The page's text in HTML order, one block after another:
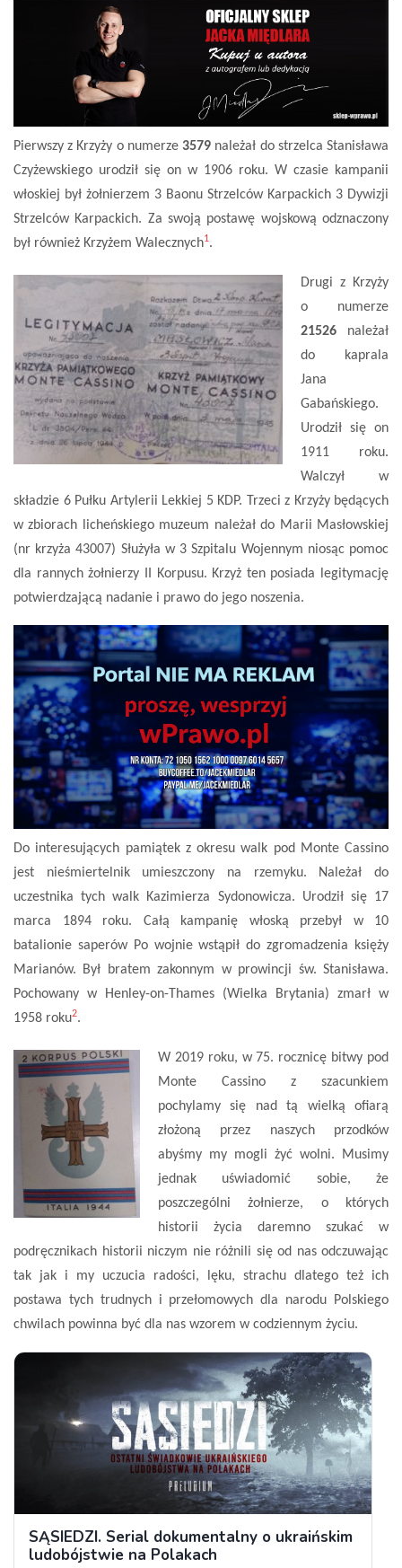
Pierwszy z Krzyży o numerze3579 należał do strzelca Stanisława
Czyżewskiego urodził się on w 1906 roku. W czasie kampanii
włoskiej był żołnierzem 3 Baonu Strzelców Karpackich 3 Dywizji
Strzelców Karpackich. Za swoją postawę wojskową odznaczony
był również Krzyżem Walecznych1.
Drugi z Krzyży
o numerze
21526 należał
do kaprala
Jana
Gabańskiego.
Urodził się on
1911 roku.
Walczył w
składzie 6 Pułku Artylerii Lekkiej 5 KDP. Trzeci z Krzyży będących
w zbiorach licheńskiego muzeum należał do Marii Masłowskiej
(nr krzyża 43007) Służyła w 3 Szpitalu Wojennym niosąc pomoc
dla rannych żołnierzy II Korpusu. Krzyż ten posiada legitymację
potwierdzającą nadanie i prawo do jego noszenia.
Do interesujących pamiątek z okresu walk pod Monte Cassino
jest nieśmiertelnik umieszczony na rzemyku. Należał do
uczestnika tych walk Kazimierza Sydonowicza. Urodził się 17
marca 1894 roku. Całą kampanię włoską przebył w 10
batalionie saperów Po wojnie wstąpił do zgromadzenia księży
Marianów. Był bratem zakonnym w prowincji św. Stanisława.
Pochowany w Henley-on-Thames (Wielka Brytania) zmarł w
1958 roku2.
W 2019 roku, w 75. rocznicę bitwy pod
Monte Cassino z szacunkiem
pochylamy się nad tą wielką ofiarą
złożoną przez naszych przodków
abyśmy my mogli żyć wolni. Musimy
jednak uświadomić sobie, że
poszczególni żołnierze, o których
historii życia daremno szukać w
podręcznikach historii niczym nie różnili się od nas odczuwając
tak jak i my uczucia radości, lęku, strachu dlatego też ich
postawa tych trudnych i przełomowych dla narodu Polskiego
chwilach powinna być dla nas wzorem w codziennym życiu.